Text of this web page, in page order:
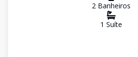
2 Banheiros
1 Suíte